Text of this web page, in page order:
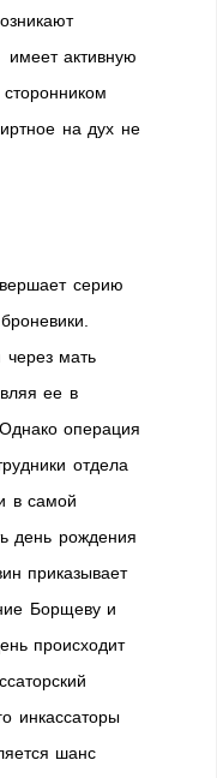
активную
на дух не
серию
мать
ее в
операция
отдела
в самой
день рождения
приказывает
Борщеву и
происходит
инкассаторы
шанс